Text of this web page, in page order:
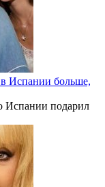
Испании больше,
Испании подарил